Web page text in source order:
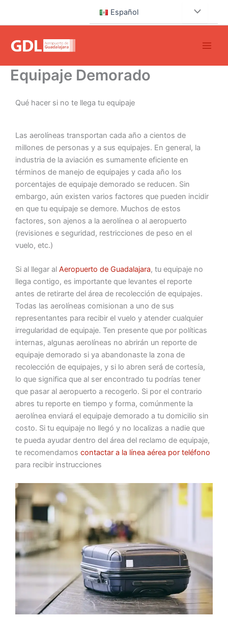
Español
Equipaje Demorado
Qué hacer si no te llega tu equipaje
Las aerolíneas transportan cada año a cientos de
millones de personas y a sus equipajes. En general, la
industria de la aviación es sumamente eficiente en
términos de manejo de equipajes y cada año los
porcentajes de equipaje demorado se reducen. Sin
embargo, aún existen varios factores que pueden incidir
en que tu equipaje se demore. Muchos de estos
factores, son ajenos a la aerolínea o al aeropuerto
(revisiones e seguridad, restricciones de peso en el
vuelo, etc.)
Si al llegar al Aeropuerto de Guadalajara, tu equipaje no
llega contigo, es importante que levantes el reporte
antes de retirarte del área de recolección de equipajes.
Todas las aerolíneas comisionan a uno de sus
representantes para recibir el vuelo y atender cualquier
irregularidad de equipaje. Ten presente que por políticas
internas, algunas aerolíneas no abrirán un reporte de
equipaje demorado si ya abandonaste la zona de
recolección de equipajes, y si lo abren será de cortesía,
lo que significa que al ser encontrado tu podrías tener
que pasar al aeropuerto a recogerlo. Si por el contrario
abres tu reporte en tiempo y forma, comúnmente la
aerolínea enviará el equipaje demorado a tu domicilio sin
costo. Si tu equipaje no llegó y no localizas a nadie que
te pueda ayudar dentro del área del reclamo de equipaje,
te recomendamos contactar a la línea aérea por teléfono
para recibir instrucciones